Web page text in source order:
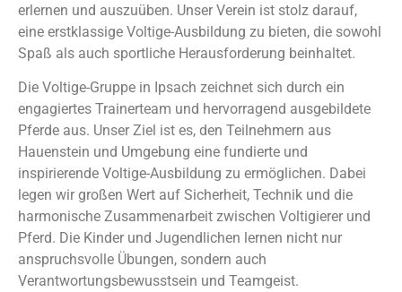
erlernen und auszuüben. Unser Verein ist stolz darauf,
eine erstklassige Voltige-Ausbildung zu bieten, die sowohl
Spaß als auch sportliche Herausforderung beinhaltet.
Die Voltige-Gruppe in Ipsach zeichnet sich durch ein
engagiertes Trainerteam und hervorragend ausgebildete
Pferde aus. Unser Ziel ist es, den Teilnehmern aus
Hauenstein und Umgebung eine fundierte und
inspirierende Voltige-Ausbildung zu ermöglichen. Dabei
legen wir großen Wert auf Sicherheit, Technik und die
harmonische Zusammenarbeit zwischen Voltigierer und
Pferd. Die Kinder und Jugendlichen lernen nicht nur
anspruchsvolle Übungen, sondern auch
Verantwortungsbewusstsein und Teamgeist.